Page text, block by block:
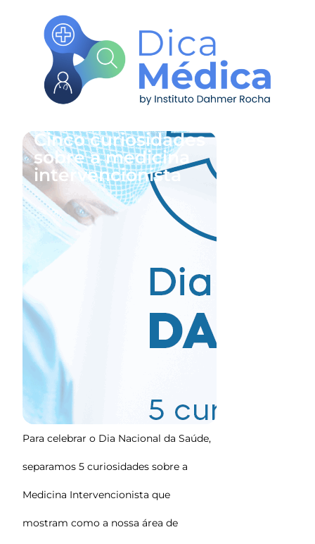
Cinco curiosidades
sobre a medicina
intervencionista
Para celebrar o Dia Nacional da Saúde,
separamos 5 curiosidades sobre a
Medicina Intervencionista que
mostram como a nossa área de